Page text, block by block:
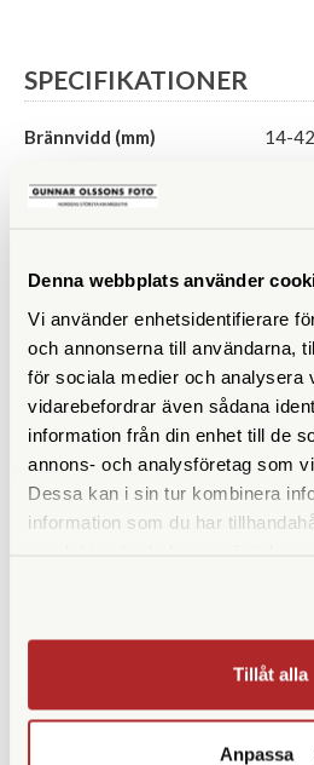
Denna webbplats använder
Vi använder enhetsidentifierare
och annonserna till användarna,
för sociala medier och analysera
vidarebefordrar även sådana
information från din enhet till de
annons- och analysföretag som
Dessa kan i sin tur kombinera
information som du har
Tillåt alla
Anpassa
SPECIFIKATIONER
Brännvidd (mm) 14-
Bländare
Vikt (g) 93
Mått (mm) 60,6
ANDRA KÖPTE ÄVEN